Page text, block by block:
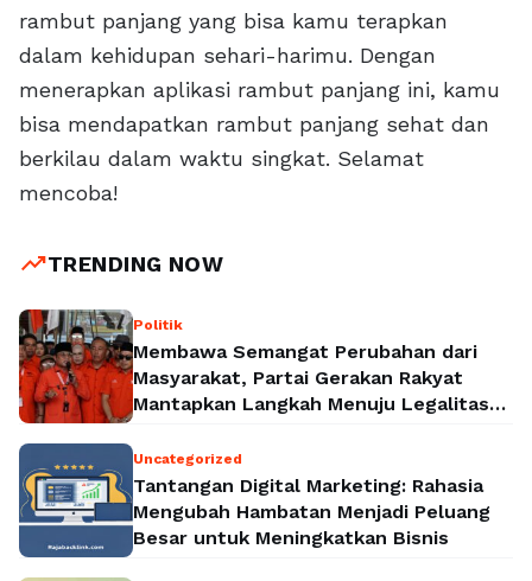
rambut panjang yang bisa kamu terapkan
dalam kehidupan sehari-harimu. Dengan
menerapkan aplikasi rambut panjang ini, kamu
bisa mendapatkan rambut panjang sehat dan
berkilau dalam waktu singkat. Selamat
mencoba!
trending_upTRENDING NOW
Politik
Membawa Semangat Perubahan dari
Masyarakat, Partai Gerakan Rakyat
Mantapkan Langkah Menuju Legalitas
Uncategorized
Tantangan Digital Marketing: Rahasia
Mengubah Hambatan Menjadi Peluang
Besar untuk Meningkatkan Bisnis